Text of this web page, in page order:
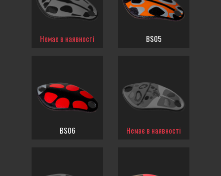
Немає в наявності BS05
BS06 Немає в наявності